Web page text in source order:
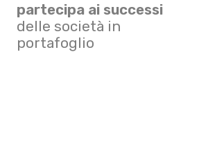
partecipa ai successi
delle società in
portafoglio